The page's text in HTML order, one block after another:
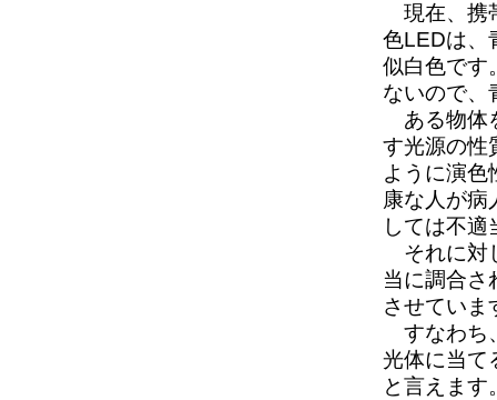
現在、携
色LEDは、
似白色です
ないので、
ある物体
す光源の性
ように演色
康な人が病
しては不適
それに対
当に調合さ
させていま
すなわち
光体に当て
と言えます